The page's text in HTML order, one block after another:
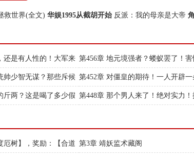
救世界(全文) 华娱1995从截胡开始 反派：我的母亲是大帝
还是有人性的！大军来 第456章 地元境强者？蝼蚁罢了！
自动手？你们还不够格！
帅少智无谋？那些斥候 第452章 对僵皇的期待！一人开辟一
线！
斤两？这是喝了多少假 第448章 那个男人来了！绝对实力
厄树】，奖励：【合道 第3章 靖妖监术藏阁